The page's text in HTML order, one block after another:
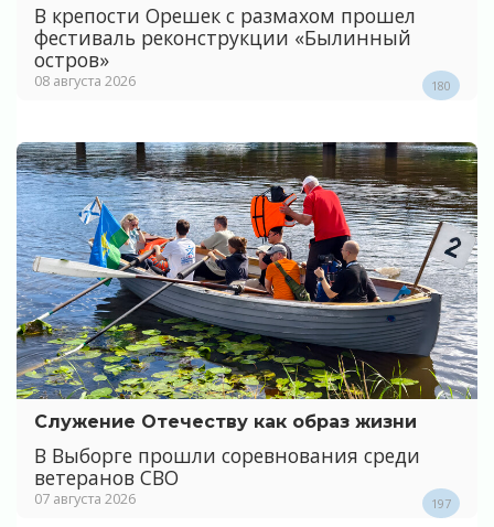
В крепости Орешек с размахом прошел
фестиваль реконструкции «Былинный
остров»
08 августа 2026 180
Служение Отечеству как образ жизни
В Выборге прошли соревнования среди
ветеранов СВО
07 августа 2026 197